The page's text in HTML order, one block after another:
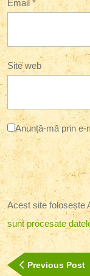
Email *
Site web
Anunță-mă prin e-
Acest site folosește
sunt procesate
Navigare
Previous Post